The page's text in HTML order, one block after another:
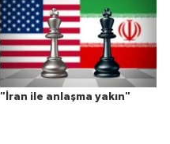
"İran ile anlaşma yakın"